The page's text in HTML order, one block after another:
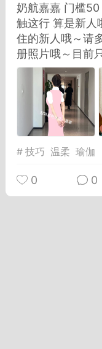
味”的小姐
Dsisley女
奶航嘉嘉 门槛
触这行 算是新人
住的新人哦～请
册照片哦～目前
# 技巧 温柔 瑜伽
0 0